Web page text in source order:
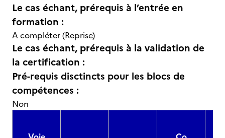
Le cas échant, prérequis à l’entrée en
formation :
A compléter (Reprise)
Le cas échant, prérequis à la validation de
la certification :
Pré-requis disctincts pour les blocs de
compétences :
Non